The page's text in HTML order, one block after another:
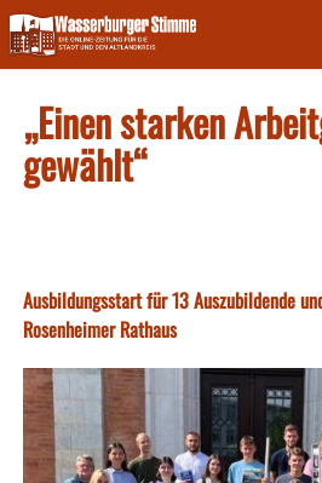
Skip
to
content
„Einen starken
gewählt“
Ausbildungsstart für 13 Auszubildende
Rosenheimer Rathaus